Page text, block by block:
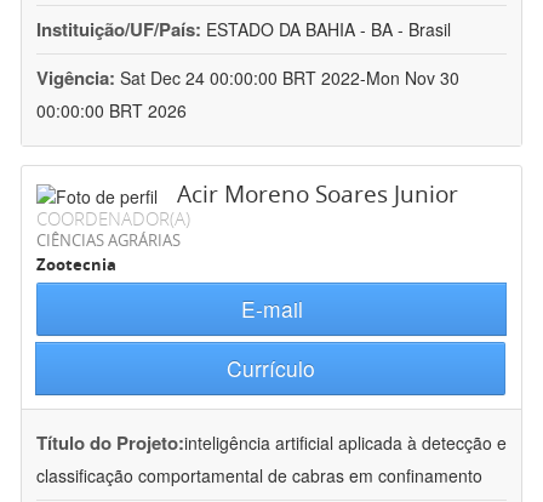
Instituição/UF/País: ESTADO DA BAHIA - BA - Brasil
Vigência: Sat Dec 24 00:00:00 BRT 2022-Mon Nov 30
00:00:00 BRT 2026
Acir Moreno Soares Junior
COORDENADOR(A)
CIÊNCIAS AGRÁRIAS
Zootecnia
E-mail
Currículo
Título do Projeto:inteligência artificial aplicada à detecção e
classificação comportamental de cabras em confinamento